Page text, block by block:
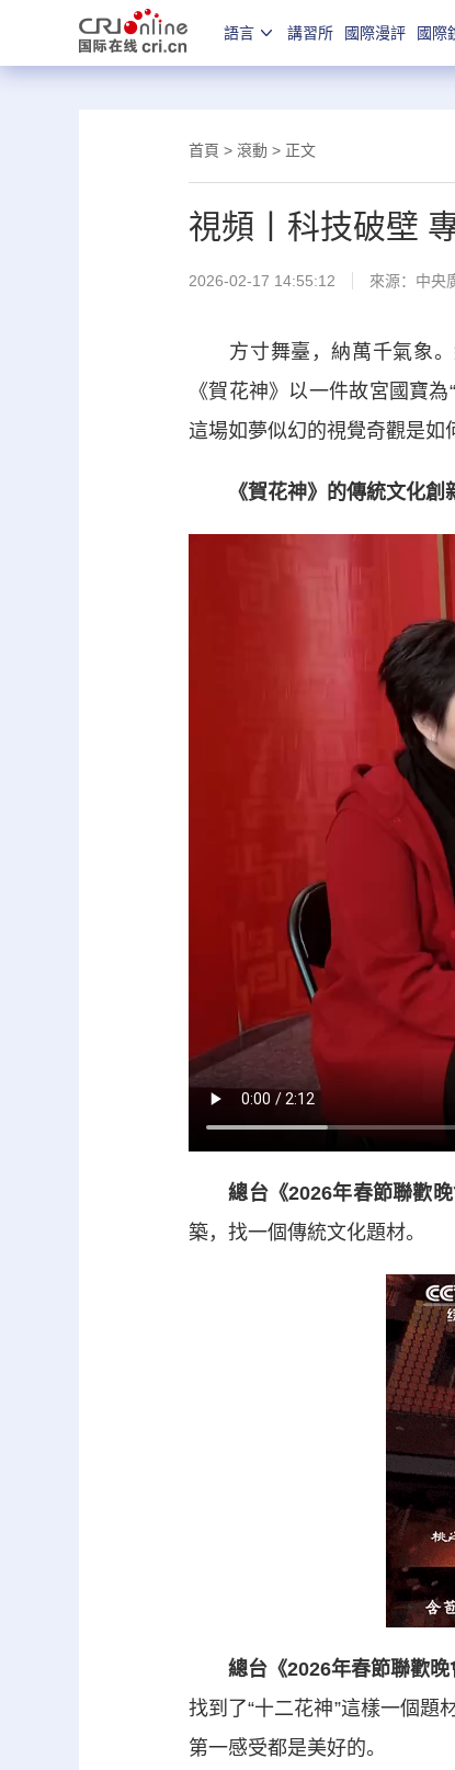
語言 講習所 國際漫評 國際
首頁 > 滾動 > 正文
視頻丨科技破壁
2026-02-17 14:55:12 來源： 中央
方寸舞臺，納萬千氣象。
《賀花神》以一件故宮國寶
這場如夢似幻的視覺奇觀是如
《賀花神》的傳統文化創
總台《2026年春節聯歡
築，找一個傳統文化題材。
總台《2026年春節聯歡
找到了“十二花神”這樣一個題
第一感受都是美好的。